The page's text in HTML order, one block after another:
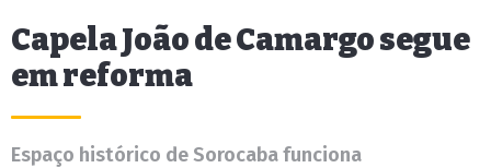
Capela João de Camargo segue
em reforma
Espaço histórico de Sorocaba funciona